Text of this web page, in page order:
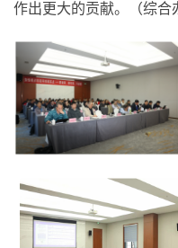
作出更大的贡献。（综合